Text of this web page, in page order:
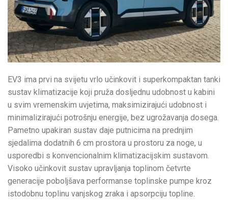
EV3 ima prvi na svijetu vrlo učinkovit i superkompaktan tanki
sustav klimatizacije koji pruža dosljednu udobnost u kabini
u svim vremenskim uvjetima, maksimizirajući udobnost i
minimalizirajući potrošnju energije, bez ugrožavanja dosega.
Pametno upakiran sustav daje putnicima na prednjim
sjedalima dodatnih 6 cm prostora u prostoru za noge, u
usporedbi s konvencionalnim klimatizacijskim sustavom.
Visoko učinkovit sustav upravljanja toplinom četvrte
generacije poboljšava performanse toplinske pumpe kroz
istodobnu toplinu vanjskog zraka i apsorpciju topline.